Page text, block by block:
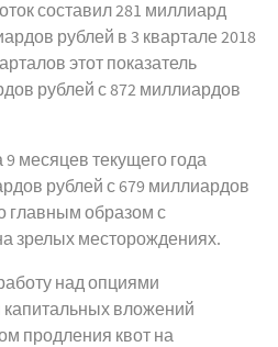
составил 281 миллиард
рублей в 3 квартале 2018
этот показатель
рублей с 872 миллиардов
месяцев текущего года
рублей с 679 миллиардов
главным образом с
зрелых месторождениях.
над опциями
вложений
продления квот на